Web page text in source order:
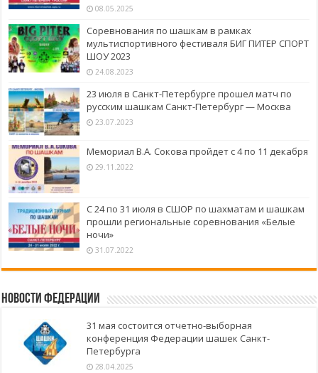
08.05.2025
Соревнования по шашкам в рамках
мультиспортивного фестиваля БИГ ПИТЕР СПОРТ
ШОУ 2023
24.08.2023
23 июля в Санкт-Петербурге прошел матч по
русским шашкам Санкт-Петербург — Москва
23.07.2023
Мемориал В.А. Сокова пройдет с 4 по 11 декабря
29.11.2022
С 24 по 31 июля в СШОР по шахматам и шашкам
прошли региональные соревнования «Белые
ночи»
31.07.2022
Новости федерации
31 мая состоится отчетно-выборная
конференция Федерации шашек Санкт-
Петербурга
28.04.2025